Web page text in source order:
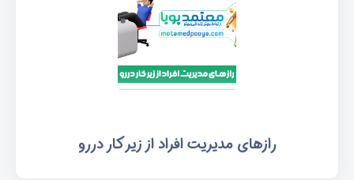
رازهای مدیریت افراد از زیر کار دررو